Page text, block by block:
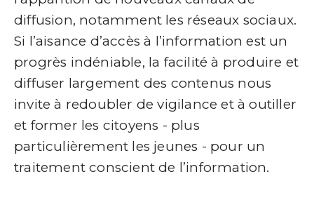
diffusion, notamment les réseaux sociaux.
Si l’aisance d’accès à l’information est un
progrès indéniable, la facilité à produire et
diffuser largement des contenus nous
invite à redoubler de vigilance et à outiller
et former les citoyens - plus
particulièrement les jeunes - pour un
traitement conscient de l’information.